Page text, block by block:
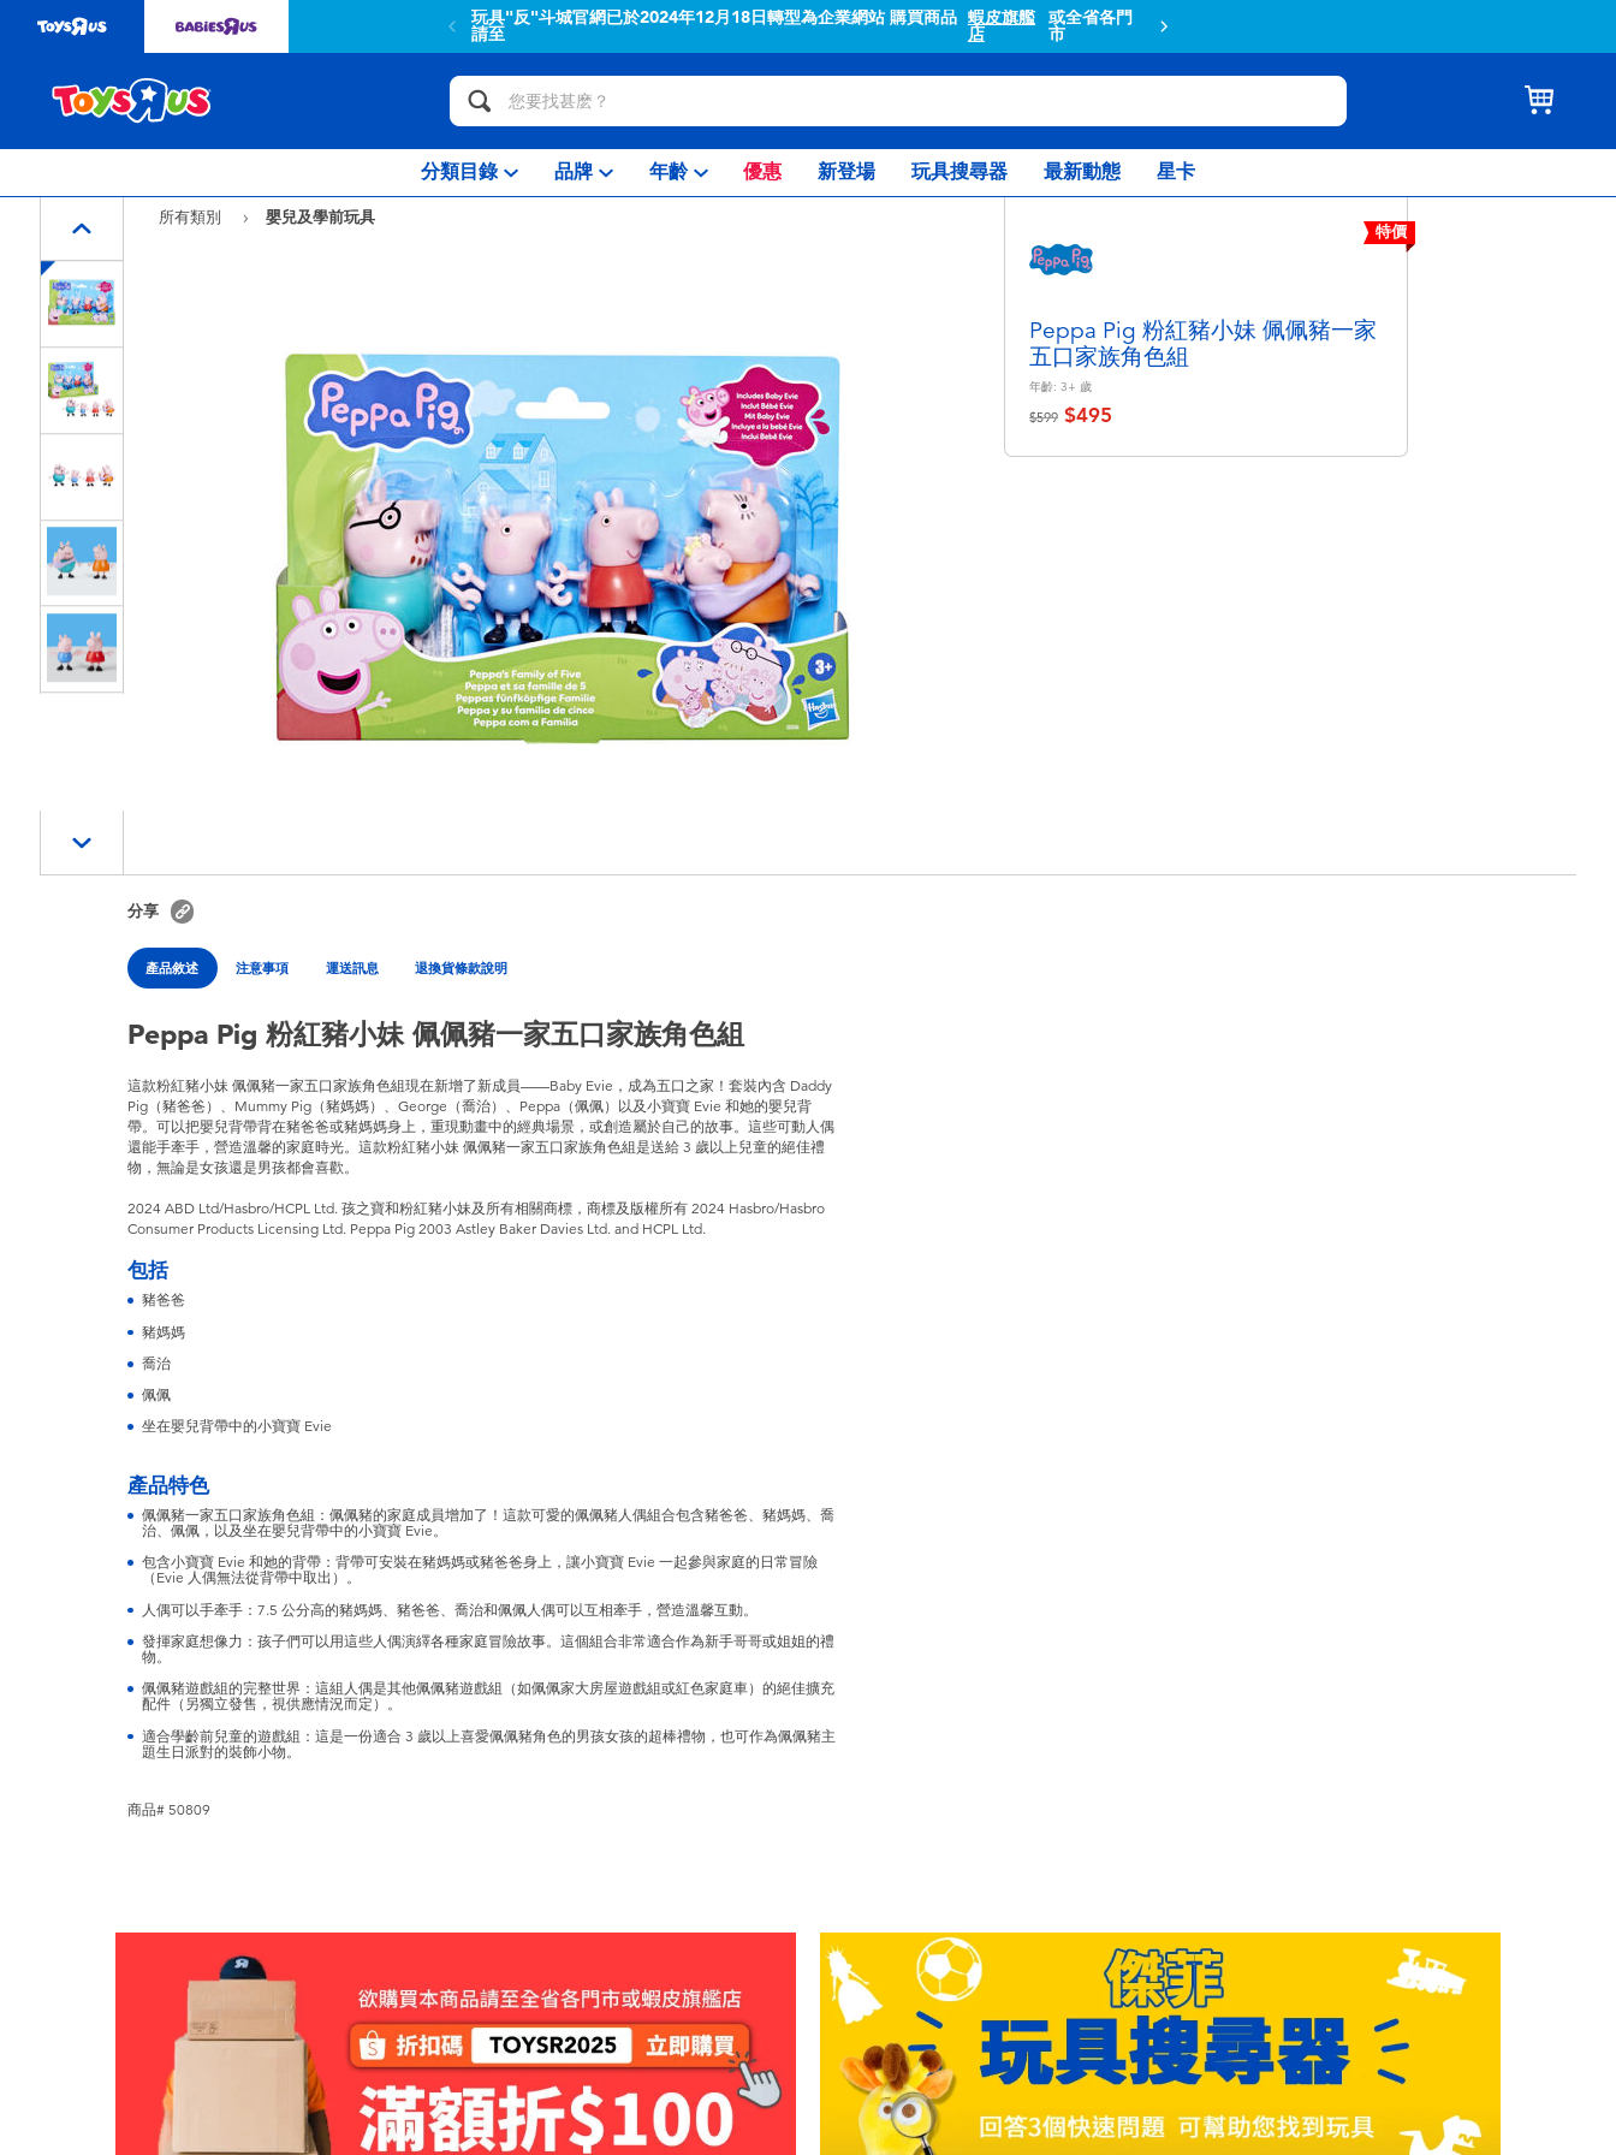
城官網已於2024年12月18日轉型為企業網站 購買商品
蝦皮旗艦
或全省各門
蝦皮結帳輸入折扣碼TOYSR2026享滿額$100折扣
分類目錄 品牌 年齡 優惠 新登場 玩具搜尋器 最新動態 星卡
所有類別
嬰兒及學前玩具
特價
Peppa Pig 粉紅豬小妹 佩佩豬一家
五口家族角色組
年齡: 3+ 歲
價格從
$599至$495
分享
產品敘述 注意事項 運送訊息 退換貨條款說明
Peppa Pig 粉紅豬小妹 佩佩豬一家五口家族角色組
這款粉紅豬小妹 佩佩豬一家五口家族角色組現在新增了新成員——Baby Evie，成為五口之家！套裝內含 Daddy
Pig（豬爸爸）、Mummy Pig（豬媽媽）、George（喬治）、Peppa（佩佩）以及小寶寶 Evie 和她的嬰兒背
帶。可以把嬰兒背帶背在豬爸爸或豬媽媽身上，重現動畫中的經典場景，或創造屬於自己的故事。這些可動人偶
還能手牽手，營造溫馨的家庭時光。這款粉紅豬小妹 佩佩豬一家五口家族角色組是送給 3 歲以上兒童的絕佳禮
物，無論是女孩還是男孩都會喜歡。
2024 ABD Ltd/Hasbro/HCPL Ltd. 孩之寶和粉紅豬小妹及所有相關商標，商標及版權所有 2024 Hasbro/Hasbro
Consumer Products Licensing Ltd. Peppa Pig 2003 Astley Baker Davies Ltd. and HCPL Ltd.
包括
豬爸爸
豬媽媽
喬治
佩佩
坐在嬰兒背帶中的小寶寶 Evie
產品特色
佩佩豬一家五口家族角色組：佩佩豬的家庭成員增加了！這款可愛的佩佩豬人偶組合包含豬爸爸、豬媽媽、喬
治、佩佩，以及坐在嬰兒背帶中的小寶寶 Evie。
包含小寶寶 Evie 和她的背帶：背帶可安裝在豬媽媽或豬爸爸身上，讓小寶寶 Evie 一起參與家庭的日常冒險
（Evie 人偶無法從背帶中取出）。
人偶可以手牽手：7.5 公分高的豬媽媽、豬爸爸、喬治和佩佩人偶可以互相牽手，營造溫馨互動。
發揮家庭想像力：孩子們可以用這些人偶演繹各種家庭冒險故事。這個組合非常適合作為新手哥哥或姐姐的禮
物。
佩佩豬遊戲組的完整世界：這組人偶是其他佩佩豬遊戲組（如佩佩家大房屋遊戲組或紅色家庭車）的絕佳擴充
配件（另獨立發售，視供應情況而定）。
適合學齡前兒童的遊戲組：這是一份適合 3 歲以上喜愛佩佩豬角色的男孩女孩的超棒禮物，也可作為佩佩豬主
題生日派對的裝飾小物。
商品# 50809